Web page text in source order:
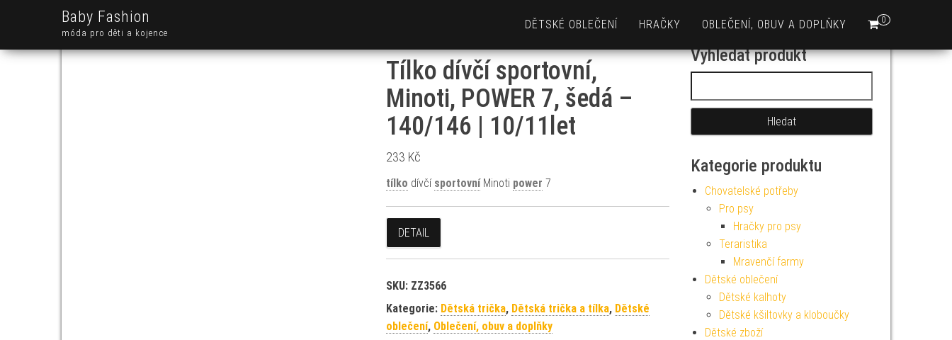
Baby Fashion
móda pro děti a kojence
0
DĚTSKÉ OBLEČENÍ HRAČKY OBLEČENÍ, OBUV A DOPLŇKY
Tílko dívčí sportovní,
Minoti, POWER 7, šedá –
140/146 | 10/11let
233 Kč
tílko dívčí sportovníMinoti power 7
DETAIL
SKU: ZZ3566
Kategorie: Dětská trička, Dětská trička a tílka, Dětské
oblečení, Oblečení, obuv a doplňky
Vyhledat produkt
Kategorie produktu
Chovatelské potřeby
Pro psy
Hračky pro psy
Teraristika
Mravenčí farmy
Dětské oblečení
Dětské kalhoty
Dětské kšiltovky a kloboučky
Dětské zboží